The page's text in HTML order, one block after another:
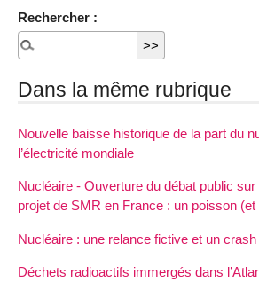
Rechercher :
Dans la même rubrique
Nouvelle baisse historique de la part du
l’électricité mondiale
Nucléaire - Ouverture du débat public
projet de SMR en France : un poisson (et
Nucléaire : une relance fictive et un
Déchets radioactifs immergés dans